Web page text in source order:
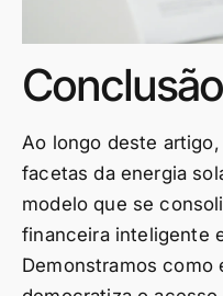
Conclusão
Ao longo deste
facetas da energia
modelo que se
financeira inteligente
Demonstramos como